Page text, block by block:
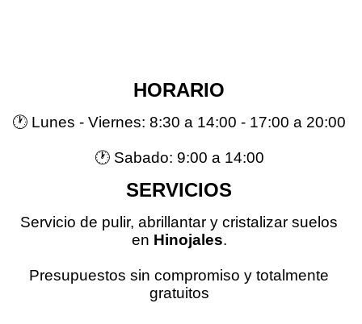
HORARIO
🕐 Lunes - Viernes: 8:30 a 14:00 - 17:00 a 20:00
🕐 Sabado: 9:00 a 14:00
SERVICIOS
Servicio de pulir, abrillantar y cristalizar suelos
en Hinojales.
Presupuestos sin compromiso y totalmente
gratuitos